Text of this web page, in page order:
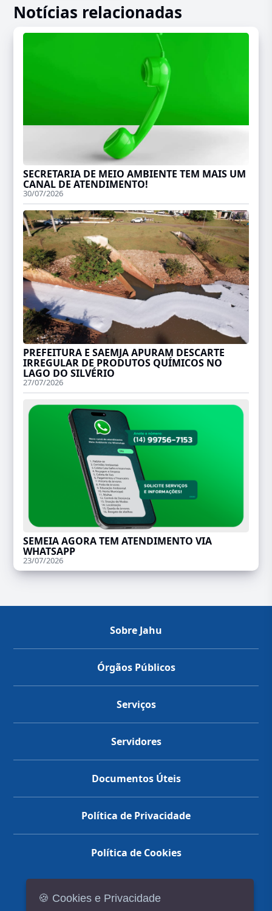
Notícias relacionadas
SECRETARIA DE MEIO AMBIENTE TEM MAIS UM
CANAL DE ATENDIMENTO!
30/07/2026
PREFEITURA E SAEMJA APURAM DESCARTE
IRREGULAR DE PRODUTOS QUÍMICOS NO
LAGO DO SILVÉRIO
27/07/2026
SEMEIA AGORA TEM ATENDIMENTO VIA
WHATSAPP
23/07/2026
Sobre Jahu
Órgãos Públicos
Serviços
Servidores
Documentos Úteis
Política de Privacidade
Política de Cookies
🍪 Cookies e Privacidade